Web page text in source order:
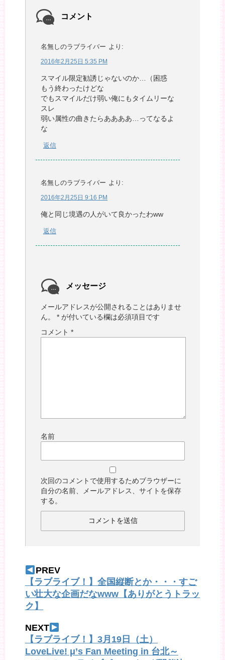
コメント
名無しのラブライバー より:
2016年2月25日 5:35 PM
スマイル限定勧誘じゃないのか…（困惑
もう終わったけどな
でもスマイルだけ弱い俺にもタイムリーな
スレ
弱い属性の曲きたらああああ…ってなるよ
な
返信
名無しのラブライバー より:
2016年2月25日 9:16 PM
俺と同じ境遇の人がいて良かったわww
返信
メッセージ
メールアドレスが公開されることはありませ
ん。
* が付いている欄は必須項目です
コメント *
名前
次回のコメントで使用するためブラウザーに
自分の名前、メールアドレス、サイトを保存
する。
PREV
【ラブライブ！】全国縦断とか・・・すご
い壮大な企画だなwww【ありがとうトラッ
ク】
NEXT
【ラブライブ！】3月19日（土）
LoveLive! μ’s Fan Meeting in 台北～